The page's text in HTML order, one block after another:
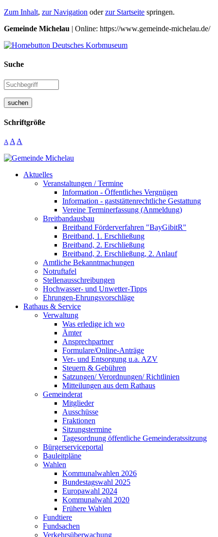
Zum Inhalt, zur Navigation oderzur Startseite springen.
Gemeinde Michelau | Online: https://www.gemeinde-michelau.de/
Suche
suchen
Schriftgröße
A A A
Aktuelles
Veranstaltungen / Termine
Information - Öffentliches Vergnügen
Information - gaststättenrechtliche Gestattung
Vereine Terminerfassung (Anmeldung)
Breitbandausbau
Breitband Förderverfahren "BayGibitR"
Breitband, 1. Erschließung
Breitband, 2. Erschließung
Breitband, 2. Erschließung, 2. Anlauf
Amtliche Bekanntmachungen
Notruftafel
Stellenausschreibungen
Hochwasser- und Unwetter-Tipps
Ehrungen-Ehrungsvorschläge
Rathaus & Service
Verwaltung
Was erledige ich wo
Ämter
Ansprechpartner
Formulare/Online-Anträge
Ver- und Entsorgung u.a. AZV
Steuern & Gebühren
Satzungen/ Verordnungen/ Richtlinien
Mitteilungen aus dem Rathaus
Gemeinderat
Mitglieder
Ausschüsse
Fraktionen
Sitzungstermine
Tagesordnung öffentliche Gemeinderatssitzung
Bürgerserviceportal
Bauleitpläne
Wahlen
Kommunalwahlen 2026
Bundestagswahl 2025
Europawahl 2024
Kommunalwahl 2020
Frühere Wahlen
Fundtiere
Fundsachen
Verkehrsüberwachung